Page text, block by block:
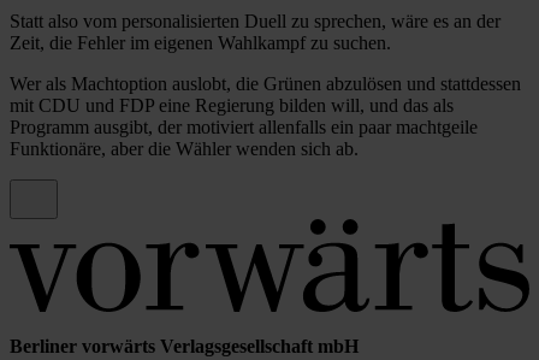
Statt also vom personalisierten Duell zu sprechen, wäre es an der
Zeit, die Fehler im eigenen Wahlkampf zu suchen.
Wer als Machtoption auslobt, die Grünen abzulösen und stattdessen
mit CDU und FDP eine Regierung bilden will, und das als
Programm ausgibt, der motiviert allenfalls ein paar machtgeile
Funktionäre, aber die Wähler wenden sich ab.
Berliner vorwärts Verlagsgesellschaft mbH